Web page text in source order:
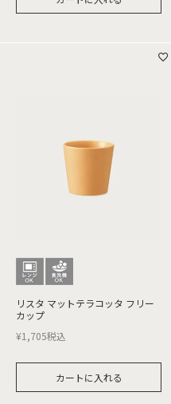
リスタ マットテラコッタ フリー
カップ
¥1,705税込
カートに入れる